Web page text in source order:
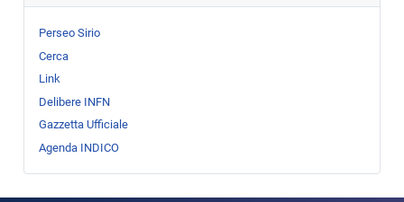
Perseo Sirio
Cerca
Link
Delibere INFN
Gazzetta Ufficiale
Agenda INDICO